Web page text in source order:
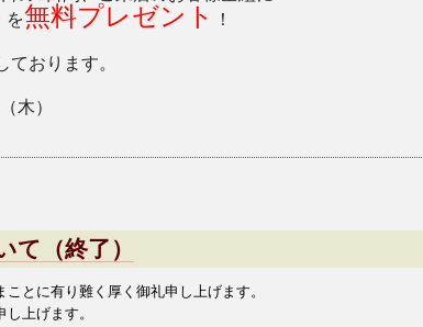
を無料プレゼント ！
おります。
木）
て（終了）
とに有り難く厚く御礼申し上げます。
上げます。